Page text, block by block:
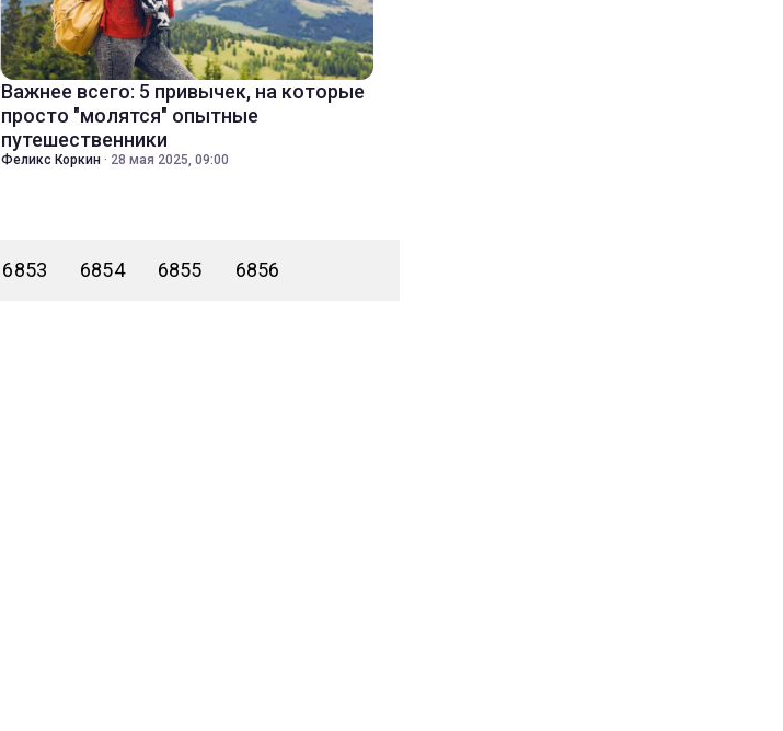
Важнее всего: 5 привычек, на которые
просто "молятся" опытные
путешественники
Феликс Коркин · 28 мая 2025, 09:00
6853 6854 6855 6856